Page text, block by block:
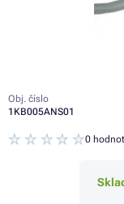
Obj. číslo
1KB005ANS01
0